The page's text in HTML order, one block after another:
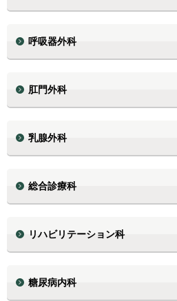
呼吸器外科
肛門外科
乳腺外科
総合診療科
リハビリテーション科
糖尿病内科